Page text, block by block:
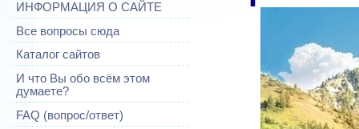
ИНФОРМАЦИЯ О САЙТЕ
Все вопросы сюда
Каталог сайтов
И что Вы обо всём этом
думаете?
FAQ (вопрос/ответ)